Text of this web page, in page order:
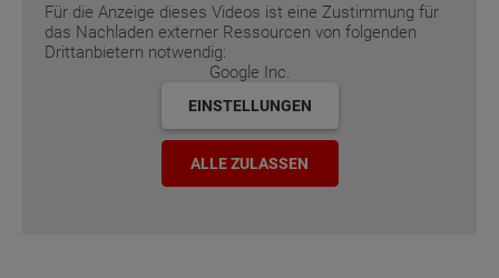
Für die Anzeige dieses Videos ist eine Zustimmung für
das Nachladen externer Ressourcen von folgenden
Drittanbietern notwendig:
Google Inc.
EINSTELLUNGEN
ALLE ZULASSEN